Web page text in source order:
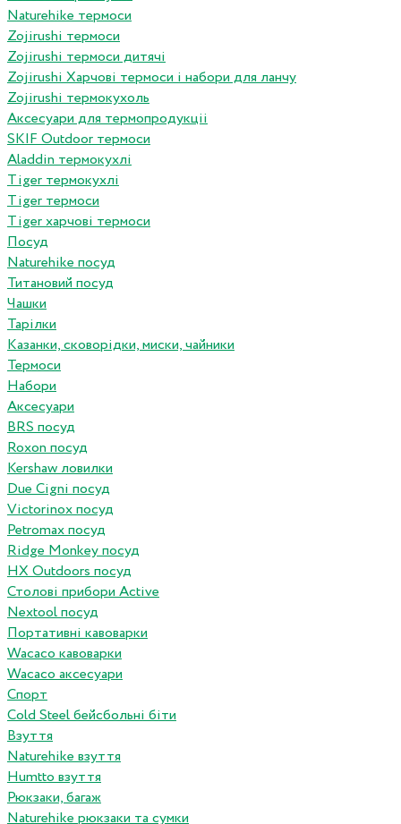
Naturehike термоси
Zojirushi термоси
Zojirushi термоси дитячі
Zojirushi Харчові термоси і набори для ланчу
Zojirushi термокухоль
Аксесуари для термопродукціі
SKIF Outdoor термоси
Aladdin термокухлі
Tiger термокухлі
Tiger термоси
Tiger харчові термоси
Посуд
Naturehike посуд
Титановий посуд
Чашки
Тарілки
Казанки, сковорідки, миски, чайники
Термоси
Набори
Аксесуари
BRS посуд
Roxon посуд
Kershaw ловилки
Due Cigni посуд
Victorinox посуд
Petromax посуд
Ridge Monkey посуд
HX Outdoors посуд
Столові прибори Active
Nextool посуд
Портативні кавоварки
Wacaco кавоварки
Wacaco аксесуари
Спорт
Cold Steel бейсбольні біти
Взуття
Naturehike взуття
Humtto взуття
Рюкзаки, багаж
Naturehike рюкзаки та сумки